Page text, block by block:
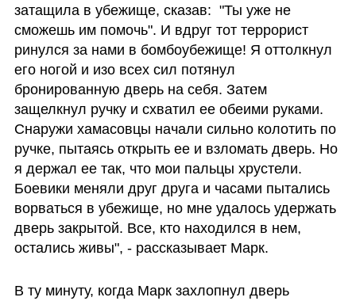
затащила в убежище, сказав:  "Ты уже не
сможешь им помочь". И вдруг тот террорист
ринулся за нами в бомбоубежище! Я оттолкнул
его ногой и изо всех сил потянул
бронированную дверь на себя. Затем
защелкнул ручку и схватил ее обеими руками.
Снаружи хамасовцы начали сильно колотить по
ручке, пытаясь открыть ее и взломать дверь. Но
я держал ее так, что мои пальцы хрустели.
Боевики меняли друг друга и часами пытались
ворваться в убежище, но мне удалось удержать
дверь закрытой. Все, кто находился в нем,
остались живы", - рассказывает Марк.
В ту минуту, когда Марк захлопнул дверь